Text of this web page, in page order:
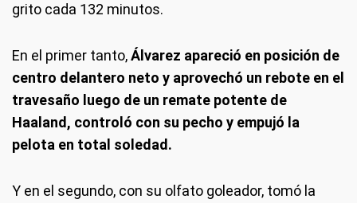
grito cada 132 minutos.
En el primer tanto,Álvarez apareció en posición de
centro delantero neto y aprovechó un rebote en el
travesaño luego de un remate potente de
Haaland, controló con su pecho y empujó la
pelota en total soledad.
Y en el segundo, con su olfato goleador, tomó la